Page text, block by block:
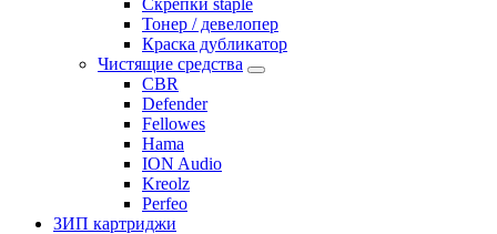
Скрепки staple
Тонер / девелопер
Краска дубликатор
Чистящие средства
CBR
Defender
Fellowes
Hama
ION Audio
Kreolz
Perfeo
ЗИП картриджи